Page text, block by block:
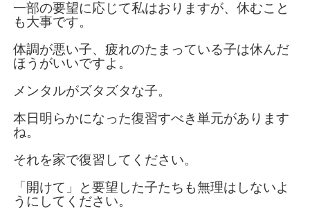
一部の要望に応じて私はおりますが、休むこと
も大事です。
体調が悪い子、疲れのたまっている子は休んだ
ほうがいいですよ。
メンタルがズタズタな子。
本日明らかになった復習すべき単元があります
ね。
それを家で復習してください。
「開けて」と要望した子たちも無理はしないよ
うにしてください。